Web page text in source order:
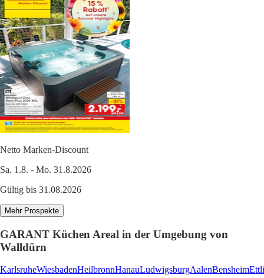
Netto Marken-Discount
Sa. 1.8. - Mo. 31.8.2026
Gültig bis 31.08.2026
Mehr Prospekte
GARANT Küchen Areal in der Umgebung von
Walldürn
KarlsruheWiesbadenHeilbronnHanauLudwigsburgAalenBensheim